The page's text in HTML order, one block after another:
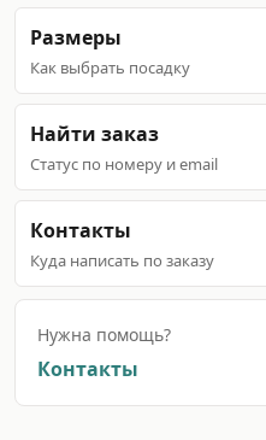
Размеры
Как выбрать посадку
Найти заказ
Статус по номеру и email
Контакты
Куда написать по заказу
Нужна помощь?
Контакты